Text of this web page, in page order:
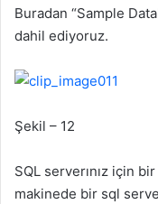
Buradan “Sample
dahil ediyoruz.
Şekil – 12
SQL serverınız için
makinede bir sql